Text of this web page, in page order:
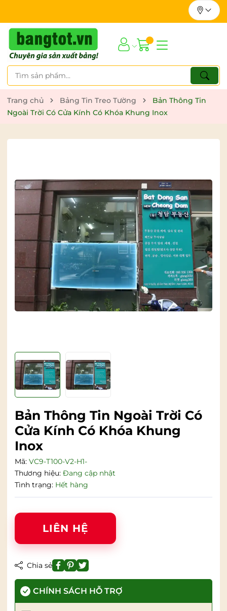
Trang chủ Bảng Tin Treo Tường
Bản Thông Tin
Ngoài Trời Có Cửa Kính Có Khóa Khung Inox
Bản Thông Tin Ngoài Trời Có
Cửa Kính Có Khóa Khung
Inox
Mã: VC9-T100-V2-H1-
Thương hiệu: Đang cập nhật
Tình trạng: Hết hàng
LIÊN HỆ
Chia sẻ
CHÍNH SÁCH HỖ TRỢ